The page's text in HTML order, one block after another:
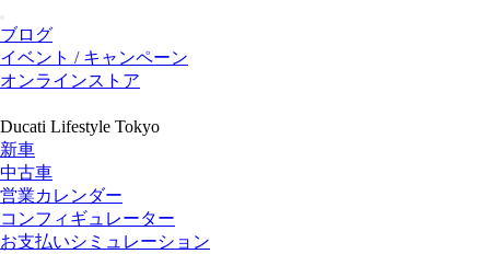
ブログ
イベント / キャンペーン
オンラインストア
Ducati Lifestyle Tokyo
新車
中古車
営業カレンダー
コンフィギュレーター
お支払いシミュレーション